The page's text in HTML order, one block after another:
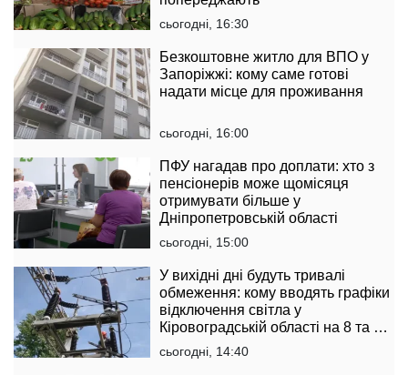
сьогодні, 16:30
Безкоштовне житло для ВПО у
Запоріжжі: кому саме готові
надати місце для проживання
сьогодні, 16:00
ПФУ нагадав про доплати: хто з
пенсіонерів може щомісяця
отримувати більше у
Дніпропетровській області
сьогодні, 15:00
У вихідні дні будуть тривалі
обмеження: кому вводять графіки
відключення світла у
Кіровоградській області на 8 та 9
серпня
сьогодні, 14:40